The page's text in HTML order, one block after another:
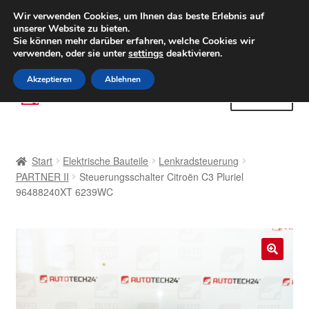
LIEFERUNG ab 6 EUR
Weltweiter Versand
(800) 500 564Mo-Fr 9-16 Uhr
Zur
Navigation
Zum
Inhalt
AGB
Datenschutz-Bestimmungen
Start Elektrische Bauteile
Lenkradsteuerung
PARTNER II
Steuerungsschalter Citroën C3 Pluriel
96488240XT 6239WC
Wir verwenden Cookies, um Ihnen das beste Erlebnis auf
unserer Website zu bieten.
Sie können mehr darüber erfahren, welche Cookies wir
verwenden, oder sie untersettings deaktivieren.
Akzeptieren Ablehnen